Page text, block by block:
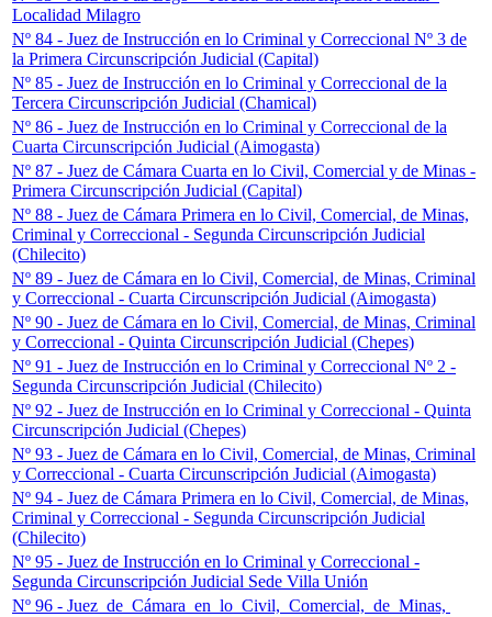
Localidad Milagro
Nº 84 - Juez de Instrucción en lo Criminal y Correccional Nº 3 de
la Primera Circunscripción Judicial (Capital)
Nº 85 - Juez de Instrucción en lo Criminal y Correccional de la
Tercera Circunscripción Judicial (Chamical)
Nº 86 - Juez de Instrucción en lo Criminal y Correccional de la
Cuarta Circunscripción Judicial (Aimogasta)
Nº 87 - Juez de Cámara Cuarta en lo Civil, Comercial y de Minas -
Primera Circunscripción Judicial (Capital)
Nº 88 - Juez de Cámara Primera en lo Civil, Comercial, de Minas,
Criminal y Correccional - Segunda Circunscripción Judicial
(Chilecito)
Nº 89 - Juez de Cámara en lo Civil, Comercial, de Minas, Criminal
y Correccional - Cuarta Circunscripción Judicial (Aimogasta)
Nº 90 - Juez de Cámara en lo Civil, Comercial, de Minas, Criminal
y Correccional - Quinta Circunscripción Judicial (Chepes)
Nº 91 - Juez de Instrucción en lo Criminal y Correccional Nº 2 -
Segunda Circunscripción Judicial (Chilecito)
Nº 92 - Juez de Instrucción en lo Criminal y Correccional - Quinta
Circunscripción Judicial (Chepes)
Nº 93 - Juez de Cámara en lo Civil, Comercial, de Minas, Criminal
y Correccional - Cuarta Circunscripción Judicial (Aimogasta)
Nº 94 - Juez de Cámara Primera en lo Civil, Comercial, de Minas,
Criminal y Correccional - Segunda Circunscripción Judicial
(Chilecito)
Nº 95 - Juez de Instrucción en lo Criminal y Correccional -
Segunda Circunscripción Judicial Sede Villa Unión
Nº 96 - Juez de Cámara en lo Civil, Comercial, de Minas,